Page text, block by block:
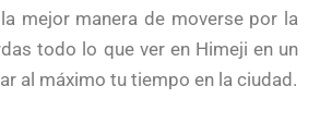
mejor manera de moverse por la
todo lo que ver en Himeji en un
al máximo tu tiempo en la ciudad.